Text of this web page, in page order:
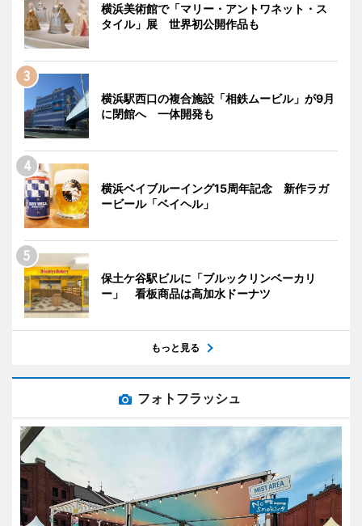
横浜美術館で「マリー・アントワネット・ス
タイル」展 世界初公開作品も
横浜駅西口の複合施設「相鉄ムービル」が9月
に閉館へ 一体開発も
横浜ベイブルーイング15周年記念 新作ラガ
ービール「ベイヘル」
保土ケ谷駅ビルに「ブルックリンベーカリ
ー」 看板商品は高加水ドーナツ
もっと見る
フォトフラッシュ